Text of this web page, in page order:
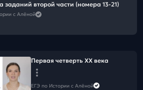
заданий второй части (номера 13-21)
с Алёной
Первая четверть XX века
ЕГЭ по Истории с Алёной